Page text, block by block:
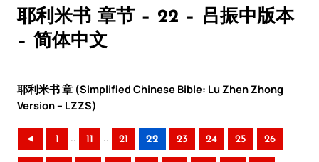
耶利米书 章节 – 22 – 吕振中版本
– 简体中文
耶利米书 章 (Simplified Chinese Bible: Lu Zhen Zhong
Version – LZZS)
◄ 1 .. 11 .. 21 22 23 24 25 26